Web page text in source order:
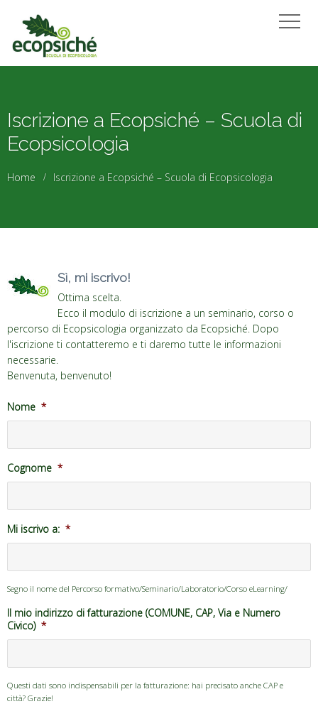
Iscrizione a Ecopsiché – Scuola di
Ecopsicologia
Home Iscrizione a Ecopsiché – Scuola di Ecopsicologia
Sì, mi iscrivo!
Ottima scelta.
Ecco il modulo di iscrizione a un seminario, corso o
percorso di Ecopsicologia organizzato da Ecopsiché. Dopo
l'iscrizione ti contatteremo e ti daremo tutte le informazioni
necessarie.
Benvenuta, benvenuto!
Nome *
Cognome *
Mi iscrivo a: *
Segno il nome del Percorso formativo/Seminario/Laboratorio/Corso eLearning/
Il mio indirizzo di fatturazione (COMUNE, CAP, Via e Numero
Civico) *
Questi dati sono indispensabili per la fatturazione: hai precisato anche CAP e
città? Grazie!